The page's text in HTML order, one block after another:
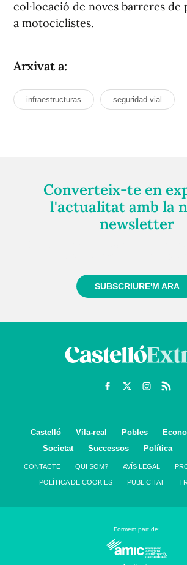
col·locació de noves barreres
a motociclistes.
Arxivat a:
infraestructuras seguridad vial
Converteix-te en
l'actualitat amb la
newsletter
SUBSCRIURE'M ARA
Castelló Vila-real Pobles
Societat
Successos Política
CONTACTE QUI SOM? AVÍS LEGAL
POLÍTICA DE COOKIES PUBLICITAT
Formem part de: